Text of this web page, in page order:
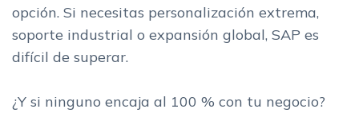
opción. Si necesitas personalización extrema,
soporte industrial o expansión global, SAP es
difícil de superar.
¿Y si ninguno encaja al 100 % con tu negocio?